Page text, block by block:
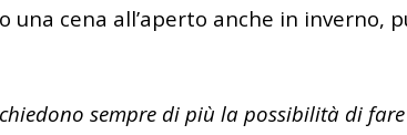
una cena all’aperto anche in inverno,
sempre di più la possibilità di